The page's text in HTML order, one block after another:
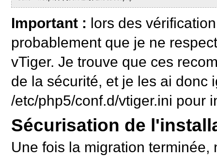
Important : lors des
probablement que je ne
vTiger. Je trouve que ces
de la sécurité, et je les ai donc
/etc/php5/conf.d/vtiger.ini pour
Sécurisation de
Une fois la migration